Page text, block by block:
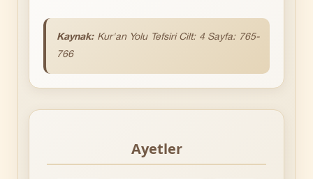
Kaynak: Kur'an Yolu Tefsiri Cilt: 4 Sayfa: 765-
766
Ayetler